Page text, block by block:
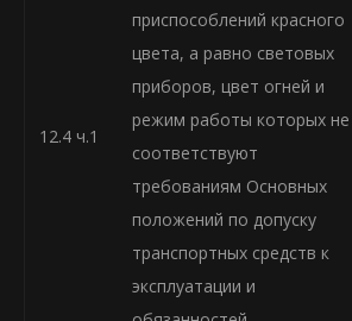
12.4 ч.1
приспособлений красного
цвета, а равно световых
приборов, цвет огней и
режим работы которых не
соответствуют
требованиям Основных
положений по допуску
транспортных средств к
эксплуатации и